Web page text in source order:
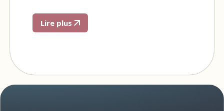
Lire plus